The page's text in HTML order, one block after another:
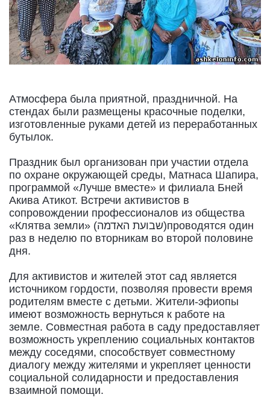
Атмосфера была приятной, праздничной. На
стендах были размещены красочные поделки,
изготовленные руками детей из переработанных
бутылок.
Праздник был организован при участии отдела
по охране окружающей среды, Матнаса Шапира,
программой «Лучше вместе» и филиала Бней
Акива Атикот. Встречи активистов в
сопровождении профессионалов из общества
«Клятва земли» (שבועת האדמה)проводятся один
раз в неделю по вторникам во второй половине
дня.
Для активистов и жителей этот сад является
источником гордости, позволяя провести время
родителям вместе с детьми. Жители-эфиопы
имеют возможность вернуться к работе на
земле. Совместная работа в саду предоставляет
возможность укреплению социальных контактов
между соседями, способствует совместному
диалогу между жителями и укрепляет ценности
социальной солидарности и предоставления
взаимной помощи.